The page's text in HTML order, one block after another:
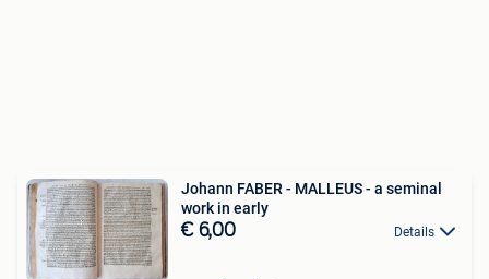
Johann FABER - MALLEUS - a seminal
work in early
€ 6,00 Details